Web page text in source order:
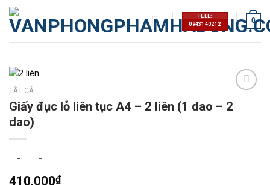
Skip
content
TELL:
0943140212
0
TẤT CẢ
Giấy đục lỗ liên tục A4 – 2 liên (1 dao – 2
dao)
410,000₫